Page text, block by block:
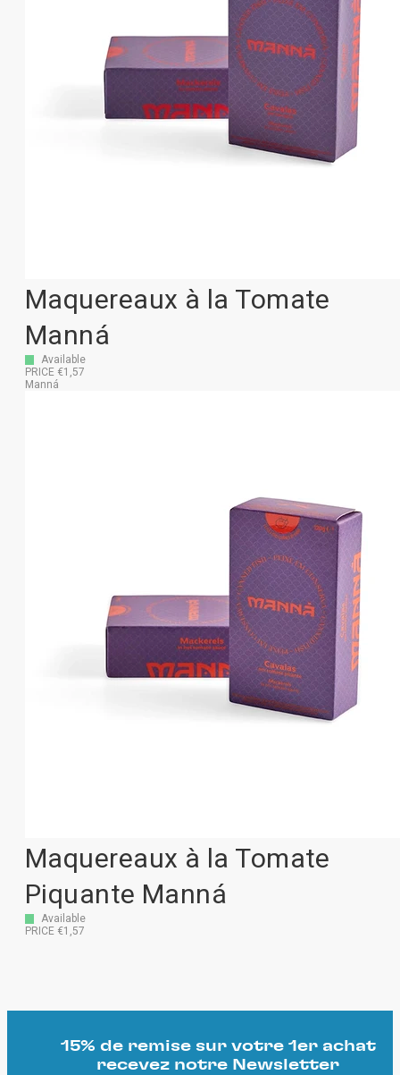
Maquereaux à la Tomate
Manná
Available
PRICE €1,57
Manná
Maquereaux à la Tomate
Piquante Manná
Available
PRICE €1,57
15% de remise sur votre 1er achat
recevez notre Newsletter